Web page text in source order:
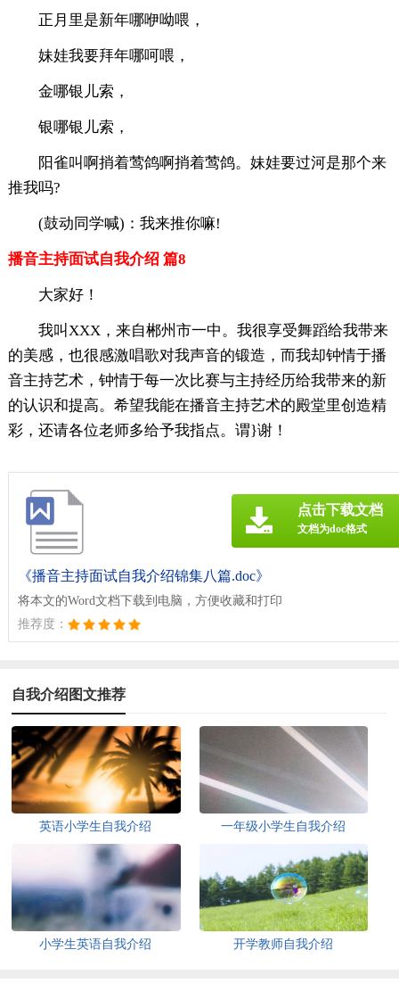
正月里是新年哪咿呦喂，
妹娃我要拜年哪呵喂，
金哪银儿索，
银哪银儿索，
阳雀叫啊捎着莺鸽啊捎着莺鸽。妹娃要过河是那个来
推我吗?
(鼓动同学喊)：我来推你嘛!
播音主持面试自我介绍 篇8
大家好！
我叫XXX，来自郴州市一中。我很享受舞蹈给我带来
的美感，也很感激唱歌对我声音的锻造，而我却钟情于播
音主持艺术，钟情于每一次比赛与主持经历给我带来的新
的认识和提高。希望我能在播音主持艺术的殿堂里创造精
彩，还请各位老师多给予我指点。谓}谢！
《播音主持面试自我介绍锦集八篇.doc》
将本文的Word文档下载到电脑，方便收藏和打印
推荐度：
点击下载文档
文档为doc格式
自我介绍图文推荐
英语小学生自我介绍 一年级小学生自我介绍
小学生英语自我介绍 开学教师自我介绍